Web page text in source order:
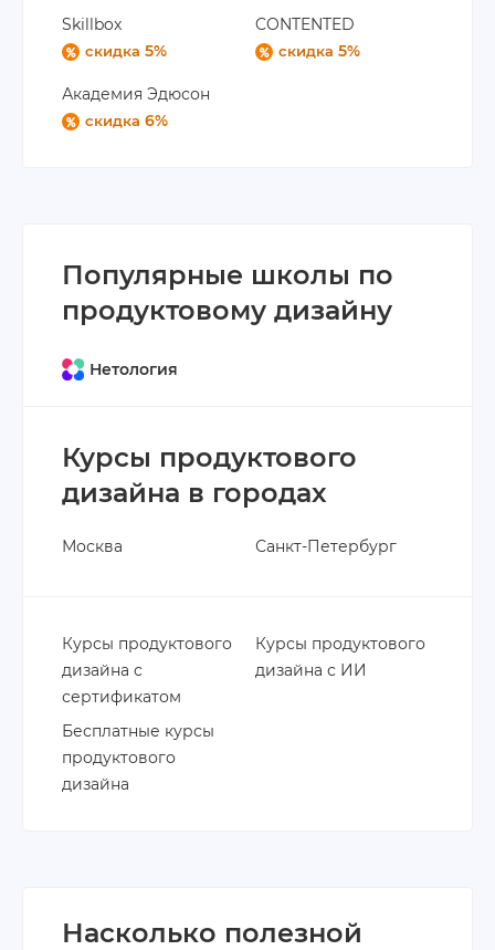
Skillbox
скидка 5%
Академия Эдюсон
скидка 6%
CONTENTED
скидка 5%
Популярные школы по
продуктовому дизайну
Нетология
Курсы продуктового
дизайна в городах
Москва Санкт-Петербург
Курсы продуктового
дизайна с
сертификатом
Бесплатные курсы
продуктового
дизайна
Курсы продуктового
дизайна с ИИ
Насколько полезной